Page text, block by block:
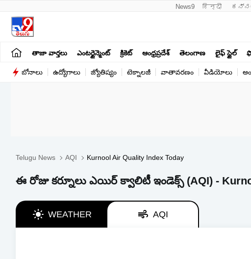
News9 हिन्दी
తాజా వార్తలు ఎంటర్టైన్మెంట్ క్రికెట్ ఆంధ్రప్రదేశ్ తెలంగాణ లైఫ్ స్టైల్
బోనాలు ఉద్యోగాలు జ్యోతిష్యం టెక్నాలజీ వాతావరణం వీడియోలు
Telugu News AQI Kurnool Air Quality Index Today
ఈ రోజు కర్నూలు ఎయిర్ క్వాలిటీ ఇండెక్స్ (AQI) -
WEATHER AQI